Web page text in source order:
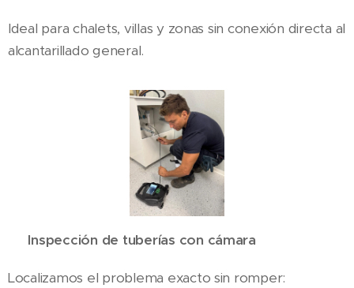
Ideal para chalets, villas y zonas sin conexión directa al
alcantarillado general.
✅ Inspección de tuberías con cámara
Localizamos el problema exacto sin romper: